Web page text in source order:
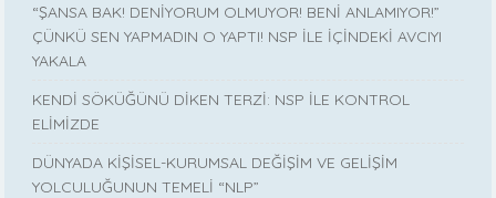
“ŞANSA BAK! DENİYORUM OLMUYOR! BENİ ANLAMIYOR!”
ÇÜNKÜ SEN YAPMADIN O YAPTI! NSP İLE İÇİNDEKİ AVCIYI
YAKALA
KENDİ SÖKÜĞÜNÜ DİKEN TERZİ: NSP İLE KONTROL
ELİMİZDE
DÜNYADA KİŞİSEL-KURUMSAL DEĞİŞİM VE GELİŞİM
YOLCULUĞUNUN TEMELİ “NLP”